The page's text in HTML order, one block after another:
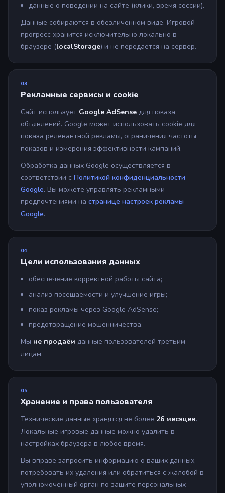
данные о поведении на сайте (клики, время сессии).
Данные собираются в обезличенном виде. Игровой
прогресс хранится исключительно локально в
браузере (localStorage) и не передаётся на сервер.
03
Рекламные сервисы и cookie
Сайт использует Google AdSense для показа
объявлений. Google может использовать cookie для
показа релевантной рекламы, ограничения частоты
показов и измерения эффективности кампаний.
Обработка данных Google осуществляется в
соответствии с Политикой конфиденциальности
Google. Вы можете управлять рекламными
предпочтениями на странице настроек рекламы
Google.
04
Цели использования данных
обеспечение корректной работы сайта;
анализ посещаемости и улучшение игры;
показ рекламы через Google AdSense;
предотвращение мошенничества.
Мы не продаём данные пользователей третьим
лицам.
05
Хранение и права пользователя
Технические данные хранятся не более 26 месяцев.
Локальные игровые данные можно удалить в
настройках браузера в любое время.
Вы вправе запросить информацию о ваших данных,
потребовать их удаления или обратиться с жалобой в
уполномоченный орган по защите персональных